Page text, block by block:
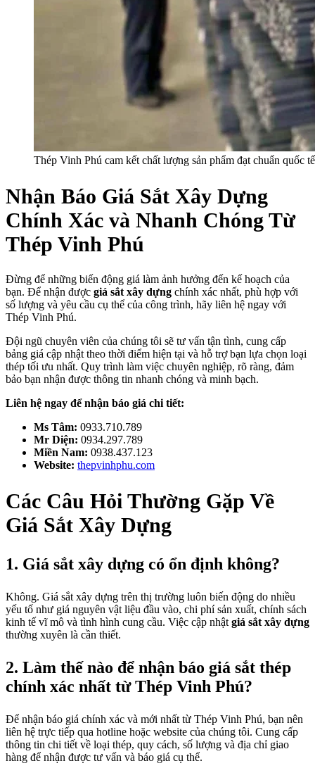
Thép Vinh Phú cam kết chất lượng sản phẩm đạt chuẩn quốc
Nhận Báo Giá Sắt Xây Dựng
Chính Xác và Nhanh Chóng Từ
Thép Vinh Phú
Đừng để những biến động giá làm ảnh hưởng đến kế hoạch của
bạn. Để nhận được giá sắt xây dựng chính xác nhất, phù hợp với
số lượng và yêu cầu cụ thể của công trình, hãy liên hệ ngay với
Thép Vinh Phú.
Đội ngũ chuyên viên của chúng tôi sẽ tư vấn tận tình, cung cấp
bảng giá cập nhật theo thời điểm hiện tại và hỗ trợ bạn lựa chọn loại
thép tối ưu nhất. Quy trình làm việc chuyên nghiệp, rõ ràng, đảm
bảo bạn nhận được thông tin nhanh chóng và minh bạch.
Liên hệ ngay để nhận báo giá chi tiết:
Ms Tâm: 0933.710.789
Mr Diện: 0934.297.789
Miền Nam: 0938.437.123
Website: thepvinhphu.com
Các Câu Hỏi Thường Gặp Về
Giá Sắt Xây Dựng
1. Giá sắt xây dựng có ổn định không?
Không. Giá sắt xây dựng trên thị trường luôn biến động do nhiều
yếu tố như giá nguyên vật liệu đầu vào, chi phí sản xuất, chính sách
kinh tế vĩ mô và tình hình cung cầu. Việc cập nhật giá sắt xây dựng
thường xuyên là cần thiết.
2. Làm thế nào để nhận báo giá sắt thép
chính xác nhất từ Thép Vinh Phú?
Để nhận báo giá chính xác và mới nhất từ Thép Vinh Phú, bạn nên
liên hệ trực tiếp qua hotline hoặc website của chúng tôi. Cung cấp
thông tin chi tiết về loại thép, quy cách, số lượng và địa chỉ giao
hàng để nhận được tư vấn và báo giá cụ thể.